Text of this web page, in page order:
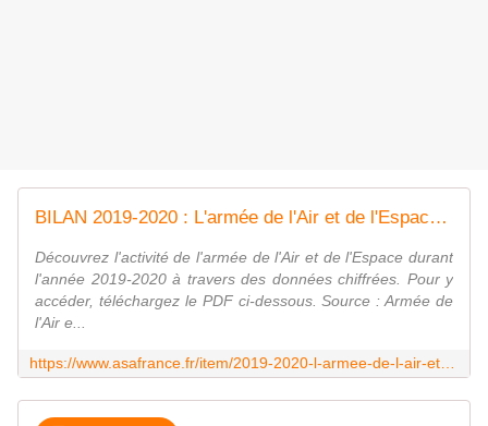
BILAN 2019-2020 : L'armée de l'Air et de l'Espace en chiffres
Découvrez l'activité de l'armée de l'Air et de l'Espace durant
l'année 2019-2020 à travers des données chiffrées. Pour y
accéder, téléchargez le PDF ci-dessous. Source : Armée de
l'Air e...